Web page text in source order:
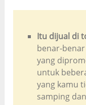
Itu dijual di
benar-
yang
untuk
yang kamu
samping